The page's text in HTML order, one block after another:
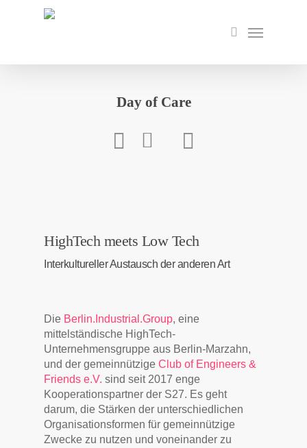
search
Menu
Day of Care
HighTech meets Low Tech
Interkultureller Austausch der anderen Art
Die Berlin.Industrial.Group, eine
mittelständische HighTech-
Unternehmensgruppe aus Berlin-Marzahn,
und der gemeinnützigeClub of Engineers &
Friends e.V. sind seit 2017 enge
Kooperationspartner der S27. Es geht
darum, die Stärken der unterschiedlichen
Organisationsformen für gemeinnützige
Zwecke zu nutzen und voneinander zu